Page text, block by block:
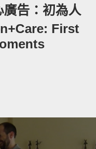
廣告：初為人
First